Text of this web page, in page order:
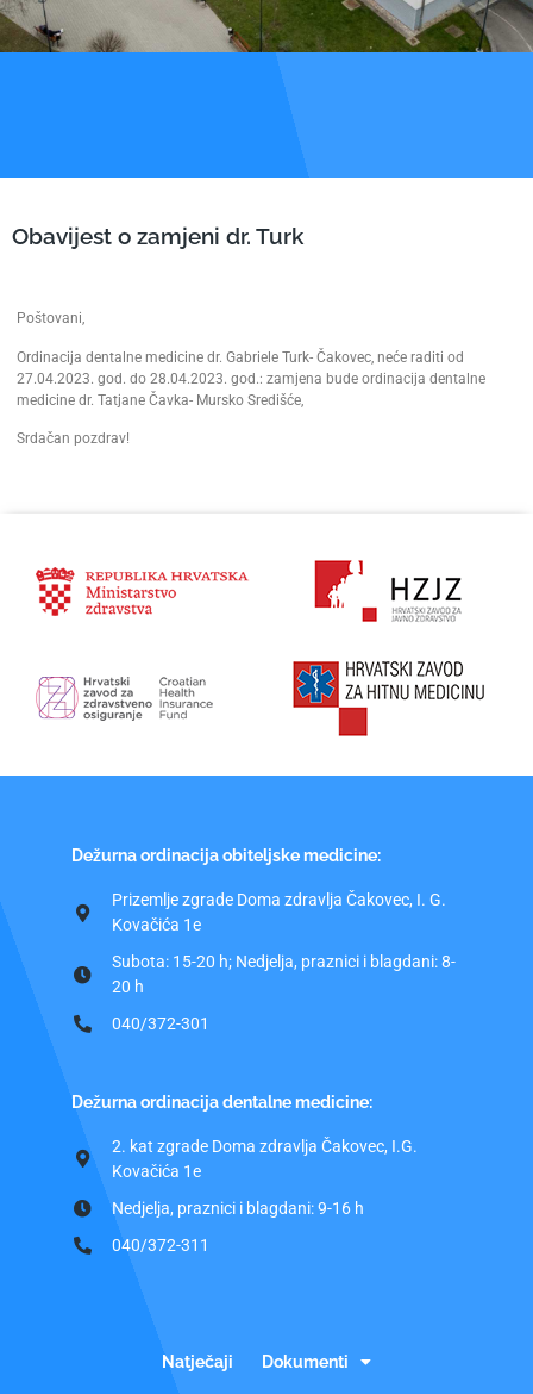
Obavijest o zamjeni dr. Turk
Poštovani,
Ordinacija dentalne medicine dr. Gabriele Turk- Čakovec, neće raditi od
27.04.2023. god. do 28.04.2023. god.: zamjena bude ordinacija dentalne
medicine dr. Tatjane Čavka- Mursko Središće,
Srdačan pozdrav!
Dežurna ordinacija obiteljske medicine:
Prizemlje zgrade Doma zdravlja Čakovec, I. G.
Kovačića 1e
Subota: 15-20 h; Nedjelja, praznici i blagdani: 8-
20 h
040/372-301
Dežurna ordinacija dentalne medicine:
2. kat zgrade Doma zdravlja Čakovec, I.G.
Kovačića 1e
Nedjelja, praznici i blagdani: 9-16 h
040/372-311
Natječaji Dokumenti